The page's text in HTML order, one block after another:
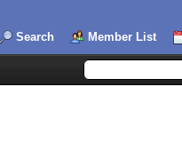
Search Member List